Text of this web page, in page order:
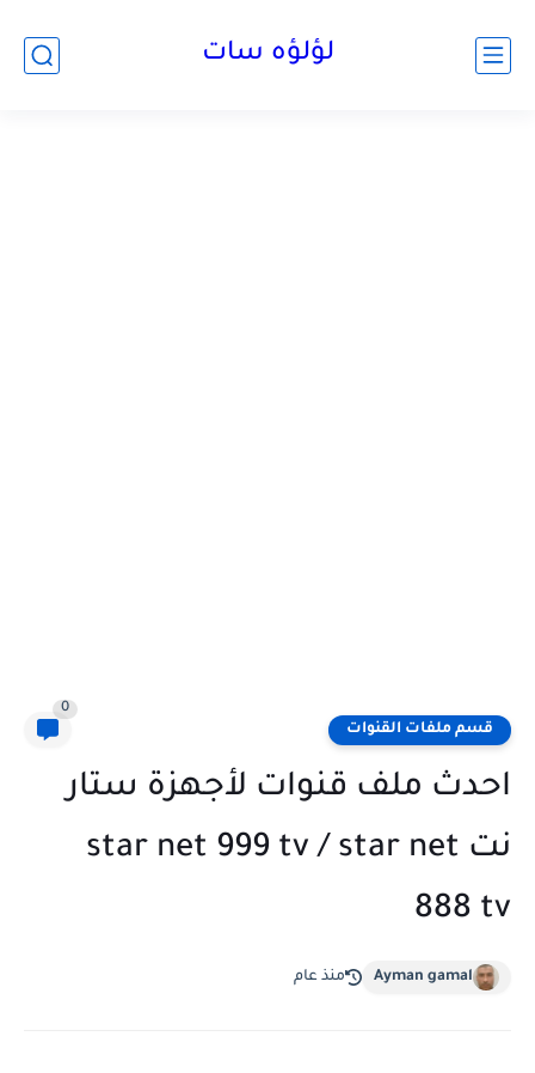
لؤلؤه سات
قسم ملفات القنوات
0
احدث ملف قنوات لأجهزة ستار
نت star net 999 tv / star net
888 tv
Ayman gamal منذ عام